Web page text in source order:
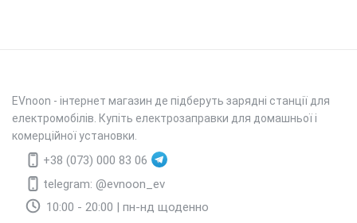
EVnoon - інтернет магазин де підберуть зарядні станції для
електромобілів. Купіть електрозаправки для домашньої і
комерційної установки.
+38 (073) 000 83 06
telegram: @evnoon_ev
10:00 - 20:00 | пн-нд щоденно